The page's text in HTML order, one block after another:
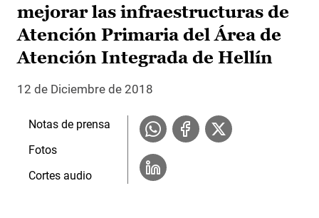
mejorar las infraestructuras de
Atención Primaria del Área de
Atención Integrada de Hellín
12 de Diciembre de 2018
Notas de prensa
Fotos
Cortes audio